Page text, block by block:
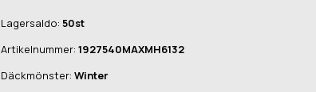
Lagersaldo: 50st
Artikelnummer: 1927540MAXMH6132
Däckmönster: Winter